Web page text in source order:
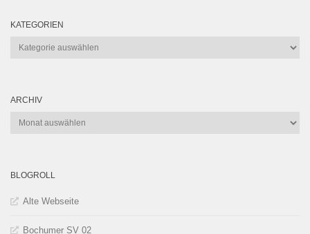
KATEGORIEN
Kategorien
ARCHIV
Archiv
BLOGROLL
Alte Webseite
Bochumer SV 02